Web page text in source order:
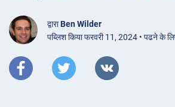
द्वाराBen Wilder
पब्लिश किया फरवरी 11, 2024 • पढने के